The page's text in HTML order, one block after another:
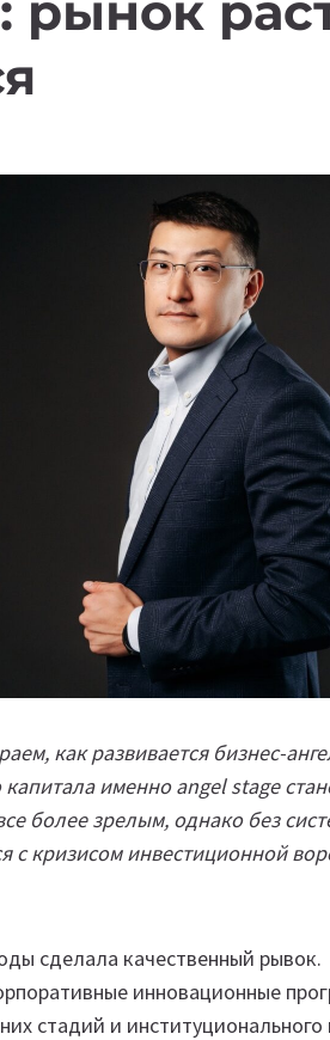
как развивается бизнес-
именно angel stage
более зрелым, однако без
с кризисом инвестиционной
сделала качественный рывок.
инновационные
стадий и институционального